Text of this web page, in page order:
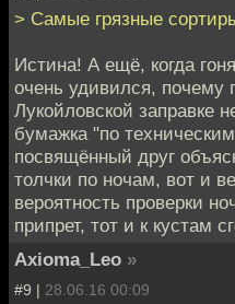
> Самые грязные
Истина! А ещё, когда
очень удивился, почему
Лукойловской заправке
бумажка "по
посвящённый друг
толчки по ночам, вот и
вероятность проверки
припрет, тот и к кустам
Axioma_Leo »
#9 | 28.06.16 00:09